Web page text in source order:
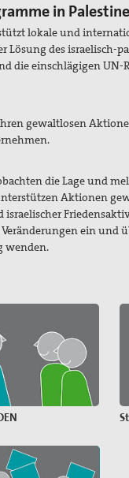
in
lokale und
Lösung des israelisch-
die einschlägigen
gewaltlosen
die Lage und
Aktionen
ein und
wenden.